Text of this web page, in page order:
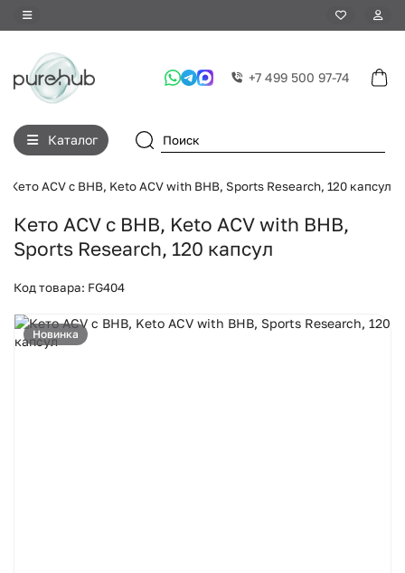
+7 499 500 97-74
Каталог
Кето ACV с BHB, Keto ACV with BHB, Sports Research, 120 капсул
Кето ACV с BHB, Keto ACV with BHB,
Sports Research, 120 капсул
Код товара: FG404
Новинка